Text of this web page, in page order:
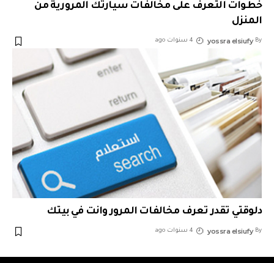
خطوات التعرف على مخالفات سيارتك المرورية من
المنزل
By
yossra elsiufy 4 سنوات ago
دلوقتي تقدر تعرف مخالفات المرور وانت في بيتك
By
yossra elsiufy 4 سنوات ago